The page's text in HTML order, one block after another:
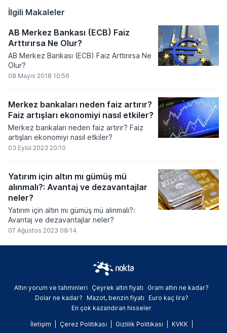
paylaşılan veriler doğrultusunda çok sayıda
ismin partiye katılım işlemlerinin
muhalefet partisinin yerel yönetim
temsilcisinin kalmadığı belirtiliyor.
İlgili Makaleler
AB Merkez Bankası (ECB) Faiz
Arttırırsa Ne Olur?
AB Merkez Bankası (ECB) Faiz Arttırırsa Ne
Olur?
08 Mayıs 2018 10:56
Merkez bankaları neden faiz artırır?
Faiz artışları ekonomiyi nasıl etkiler?
Merkez bankaları neden faiz artırır? Faiz
artışları ekonomiyi nasıl etkiler?
03 Eylül 2023 20:10
Yatırım için altın mı gümüş mü
alınmalı?: Avantaj ve dezavantajlar
neler?
Yatırım için altın mı gümüş mü alınmalı?:
Avantaj ve dezavantajlar neler?
07 Ağustos 2023 08:14
Altın yorum ve tahminleri Çeyrek altın fiyatı
Gram altın ne kadar?
Dolar ne kadar?
Mazot, benzin fiyatı
Euro kaç lira?
En çok kazandıran hisseler
İletişim Çerez Politikası Gizlilik Politikası
KVKK